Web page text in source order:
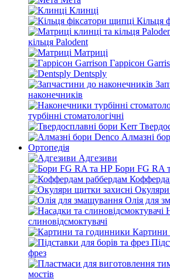
Клинці
Кільця
кільця Palodent
Матриці
Гаррісон
Dentsply
наконечників
турбінні стоматологічні
Алмазні
Ортопедія
Адгезиви
Бори FG RA
Олія для
слиновідсмоктувачі
Картини
фрез